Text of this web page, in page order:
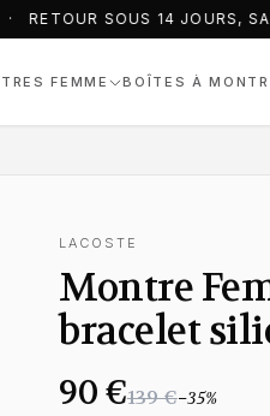
SOUS 14 JOURS,
FEMME BOÎTES À
LACOSTE
Montre
bracelet
90 €139 €−35%